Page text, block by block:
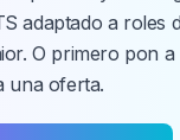
adaptado a roles
O primero pon
una oferta.